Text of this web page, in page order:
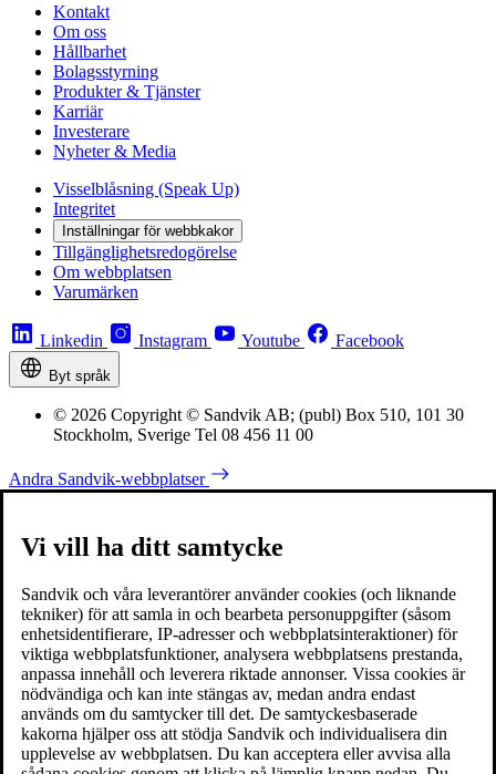
Kontakt
Om oss
Hållbarhet
Bolagsstyrning
Produkter & Tjänster
Karriär
Investerare
Nyheter & Media
Visselblåsning (Speak Up)
Integritet
Inställningar för webbkakor
Tillgänglighetsredogörelse
Om webbplatsen
Varumärken
Linkedin Instagram Youtube Facebook
Byt språk
© 2026 Copyright © Sandvik AB; (publ) Box 510, 101 30
Stockholm, Sverige Tel 08 456 11 00
Andra Sandvik-webbplatser
Vi vill ha ditt samtycke
Sandvik och våra leverantörer använder cookies (och liknande
tekniker) för att samla in och bearbeta personuppgifter (såsom
enhetsidentifierare, IP-adresser och webbplatsinteraktioner) för
viktiga webbplatsfunktioner, analysera webbplatsens prestanda,
anpassa innehåll och leverera riktade annonser. Vissa cookies är
nödvändiga och kan inte stängas av, medan andra endast
används om du samtycker till det. De samtyckesbaserade
kakorna hjälper oss att stödja Sandvik och individualisera din
upplevelse av webbplatsen. Du kan acceptera eller avvisa alla